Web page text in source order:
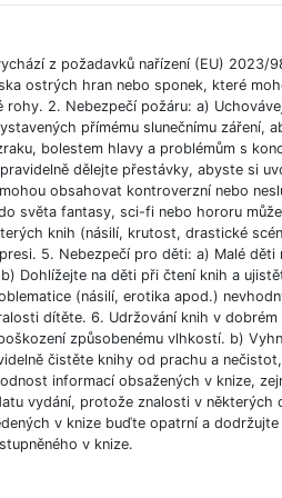
z požadavků nařízení (EU) 2023/
ostrých hran nebo sponek, které
2. Nebezpečí požáru: a)
přímému slunečnímu záření,
bolestem hlavy a problémům s
dělejte přestávky, abyste si
obsahovat kontroverzní nebo
světa fantasy, sci-fi nebo hororu
knih (násilí, krutost, drastické
5. Nebezpečí pro děti: a) Malé
Dohlížejte na děti při čtení knih a
(násilí, erotika apod.)
dítěte. 6. Udržování knih v
způsobenému vlhkostí. b)
čistěte knihy od prachu a
informací obsažených v knize,
vydání, protože znalosti v některých
v knize buďte opatrní a
v knize.